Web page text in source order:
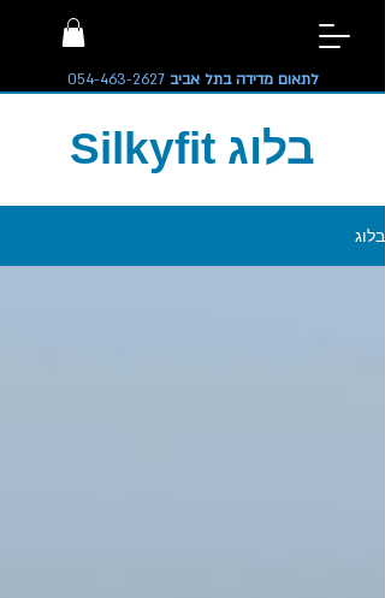
לתאום מדידה בתל אביב054-463-2627
בלוג Silkyfit
בלוג